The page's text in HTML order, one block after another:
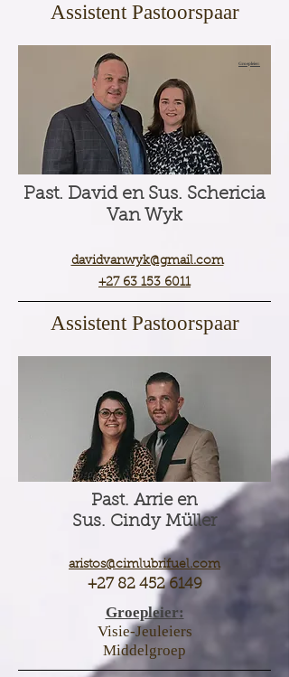
Assistent Pastoorspaar
Groepleier:
.
Past. David en Sus. Schericia
Van Wyk
davidvanwyk@gmail.com
+27 63 153 6011
Assistent Pastoorspaar
Past. Arrie en
Sus. Cindy Müller
aristos@cimlubrifuel.com
+27 82 452 6149
Groepleier:
Visie-Jeuleiers
Middelgroep